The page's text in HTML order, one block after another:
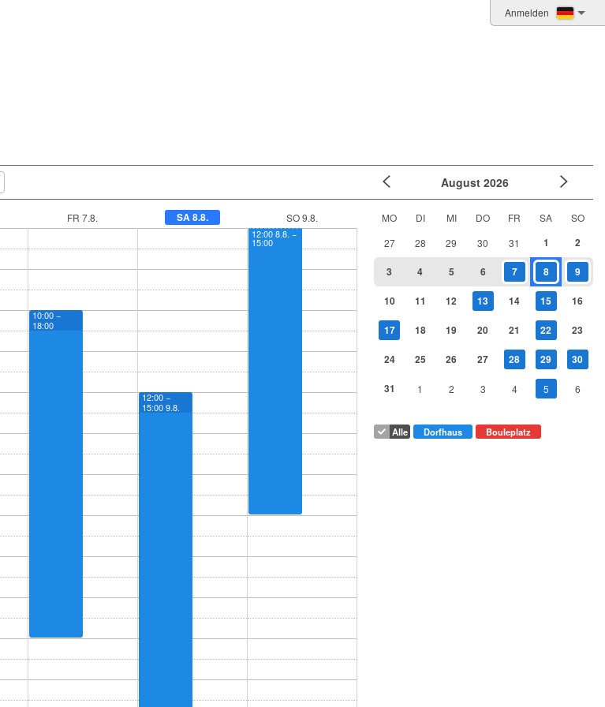
Anmelden
Alle Dorfhaus Bouleplatz
August 2026
MO DI MI DO FR SA
SO
27
28 29 30 31 1 2
3 4 5 6 7 8 9
10 11 12 13 14 15 16
17 18 19 20 21 22 23
24 25 26 27 28 29 30
31 1 2 3 4 5 6
FR 7.8. SA 8.8.
SO 9.8.
10:00 −
18:00
12:00 −
15:00 9.8.
12:00 8.8. −
15:00